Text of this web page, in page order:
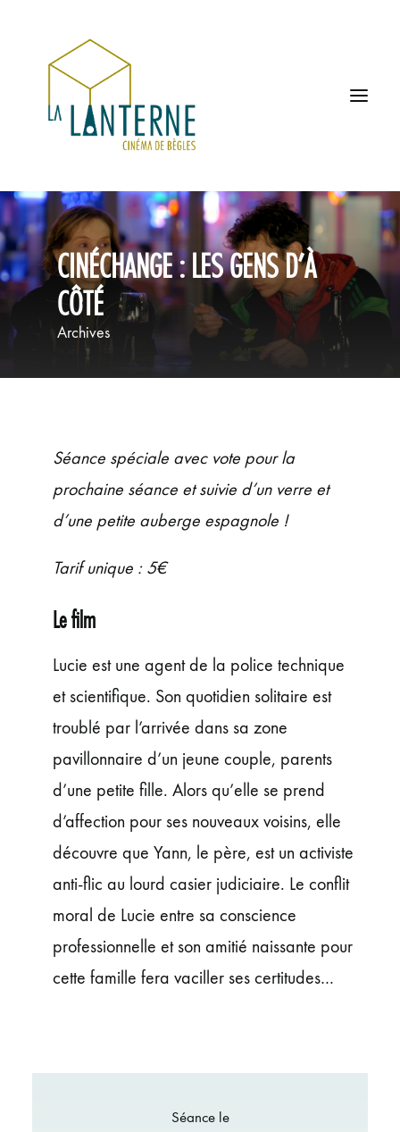
ACCUEIL
LES HORAIRES
À L’AFFICHE
PROCHAINEMENT
CINÉCHANGE : LES GENS D’À
CÔTÉ
Archives
Séance spéciale avec vote pour la
prochaine séance et suivie d’un verre et
d’une petite auberge espagnole !
Tarif unique : 5€
Le film
Lucie est une agent de la police technique
et scientifique. Son quotidien solitaire est
troublé par l’arrivée dans sa zone
pavillonnaire d’un jeune couple, parents
d’une petite fille. Alors qu’elle se prend
d’affection pour ses nouveaux voisins, elle
découvre que Yann, le père, est un activiste
anti-flic au lourd casier judiciaire. Le conflit
moral de Lucie entre sa conscience
professionnelle et son amitié naissante pour
cette famille fera vaciller ses certitudes…
Séance le